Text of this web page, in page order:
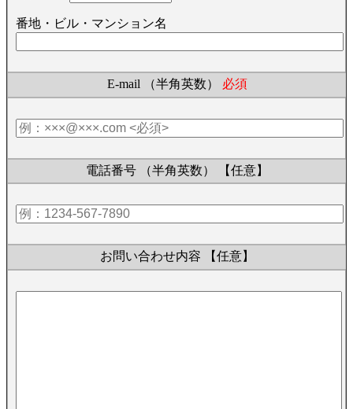
番地・ビル・マンション名
E-mail （半角英数） 必須
電話番号 （半角英数） 【任意】
お問い合わせ内容 【任意】